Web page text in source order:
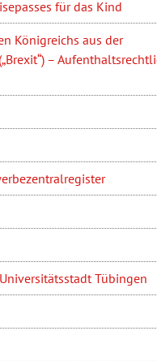
für das Kind
Königreichs aus der
–
Tübingen